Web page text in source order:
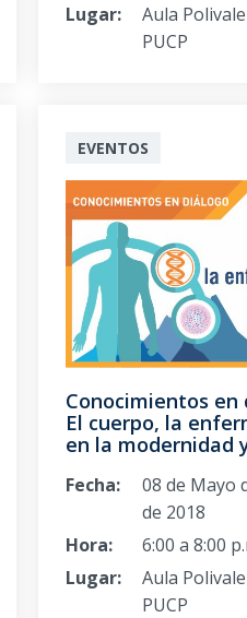
Lugar:
Aula
PUCP
EVENTOS
Conocimientos
El cuerpo, la
en la modernidad
Fecha:
08 de Mayo
de 2018
Hora:
6:00 a 8:00
Lugar:
Aula
PUCP